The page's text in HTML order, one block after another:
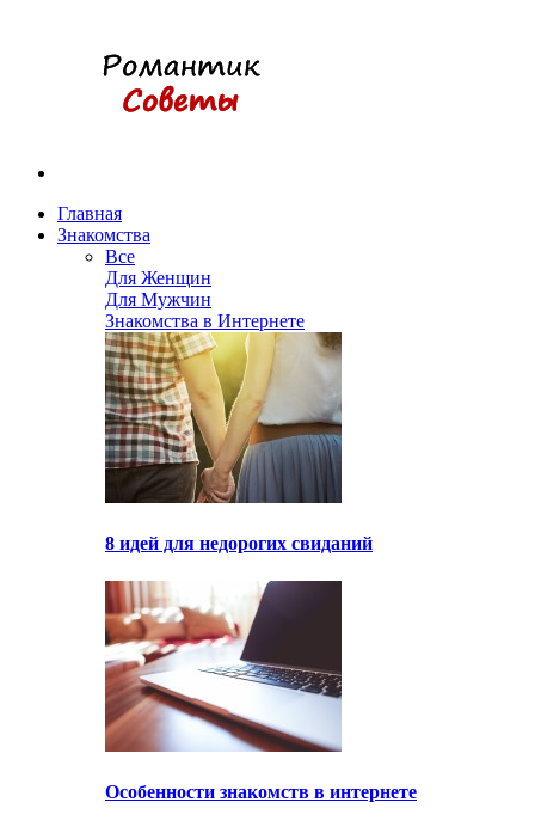
Главная
Знакомства
Все
Для Женщин
Для Мужчин
Знакомства в Интернете
8 идей для недорогих свиданий
Особенности знакомств в интернете